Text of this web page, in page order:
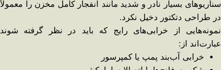
سناریوهای بسیار نادر و شدید مانند انفجار کامل مخزن را معمولاً
در طراحی دتکتور دخیل نکرد.
نمونه‌هایی از خرابی‌های رایج که باید در نظر گرفته شوند
عبارت‌اند از:
خرابی آب‌بند پمپ یا کمپرسور